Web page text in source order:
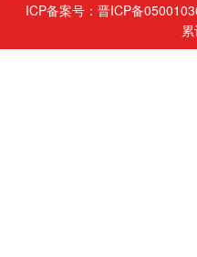
ICP备案号：晋ICP备